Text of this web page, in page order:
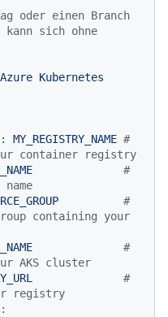
oder einen Branch
sich ohne
Azure Kubernetes
MY_REGISTRY_NAME #
container registry
#
#
containing your
#
AKS cluster
#
registry